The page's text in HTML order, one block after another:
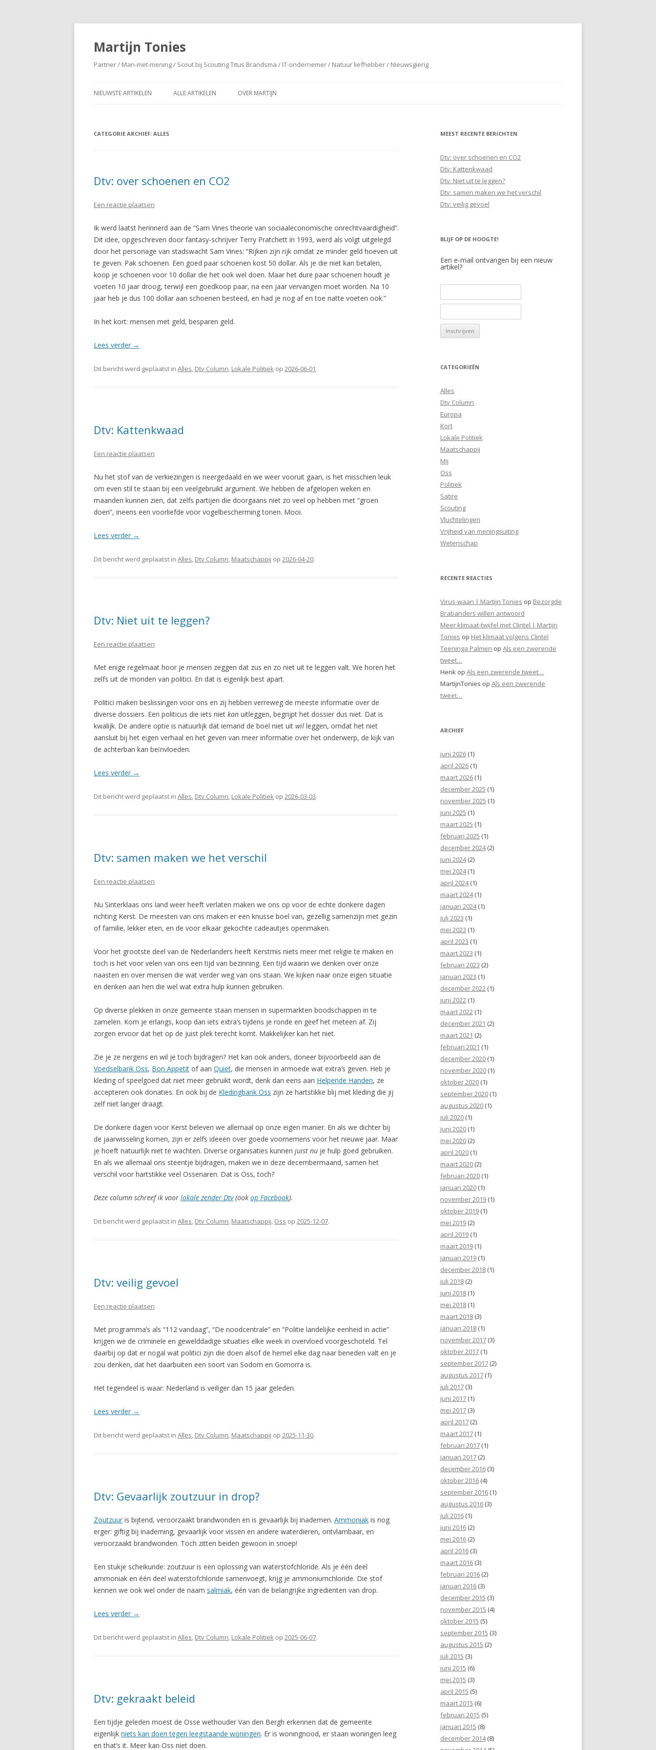
Martijn Tonies
Partner / Man-met-mening / Scout bij Scouting Titus Brandsma / IT-ondernemer / Natuur liefhebber / Nieuwsgierig
NIEUWSTE ARTIKELEN ALLE ARTIKELEN OVER MARTIJN
CATEGORIE ARCHIEF: ALLES
Dtv: over schoenen en CO2
Een reactie plaatsen
Ik werd laatst herinnerd aan de “Sam Vines theorie van sociaaleconomische onrechtvaardigheid”.
Dit idee, opgeschreven door fantasy-schrijver Terry Pratchett in 1993, werd als volgt uitgelegd
door het personage van stadswacht Sam Vines: “Rijken zijn rijk omdat ze minder geld hoeven uit
te geven. Pak schoenen. Een goed paar schoenen kost 50 dollar. Als je die niet kan betalen,
koop je schoenen voor 10 dollar die het ook wel doen. Maar het dure paar schoenen houdt je
voeten 10 jaar droog, terwijl een goedkoop paar, na een jaar vervangen moet worden. Na 10
jaar heb je dus 100 dollar aan schoenen besteed, en had je nog af en toe natte voeten ook.”
In het kort: mensen met geld, besparen geld.
Lees verder →
Dit bericht werd geplaatst in Alles, Dtv Column, Lokale Politiek op 2026-06-01.
Dtv: Kattenkwaad
Een reactie plaatsen
Nu het stof van de verkiezingen is neergedaald en we weer vooruit gaan, is het misschien leuk
om even stil te staan bij een veelgebruikt argument. We hebben de afgelopen weken en
maanden kunnen zien, dat zelfs partijen die doorgaans niet zo veel op hebben met “groen
doen”, ineens een voorliefde voor vogelbescherming tonen. Mooi.
Lees verder →
Dit bericht werd geplaatst in Alles, Dtv Column, Maatschappij op 2026-04-20.
Dtv: Niet uit te leggen?
Een reactie plaatsen
Met enige regelmaat hoor je mensen zeggen dat zus en zo niet uit te leggen valt. We horen het
zelfs uit de monden van politici. En dat is eigenlijk best apart.
Politici maken beslissingen voor ons en zij hebben verreweg de meeste informatie over de
diverse dossiers. Een politicus die iets niet kan uitleggen, begrijpt het dossier dus niet. Dat is
kwalijk. De andere optie is natuurlijk dat iemand de boel niet uit wil leggen, omdat het niet
aansluit bij het eigen verhaal en het geven van meer informatie over het onderwerp, de kijk van
de achterban kan beïnvloeden.
Lees verder →
Dit bericht werd geplaatst in Alles, Dtv Column, Lokale Politiek op 2026-03-03.
Dtv: samen maken we het verschil
Een reactie plaatsen
Nu Sinterklaas ons land weer heeft verlaten maken we ons op voor de echte donkere dagen
richting Kerst. De meesten van ons maken er een knusse boel van, gezellig samenzijn met gezin
of familie, lekker eten, en de voor elkaar gekochte cadeautjes openmaken.
Voor het grootste deel van de Nederlanders heeft Kerstmis niets meer met religie te maken en
toch is het voor velen van ons een tijd van bezinning. Een tijd waarin we denken over onze
naasten en over mensen die wat verder weg van ons staan. We kijken naar onze eigen situatie
en denken aan hen die wel wat extra hulp kunnen gebruiken.
Op diverse plekken in onze gemeente staan mensen in supermarkten boodschappen in te
zamelen. Kom je erlangs, koop dan iets extra’s tijdens je ronde en geef het meteen af. Zij
zorgen ervoor dat het op de juist plek terecht komt. Makkelijker kan het niet.
Zie je ze nergens en wil je toch bijdragen? Het kan ook anders, doneer bijvoorbeeld aan de
Voedselbank Oss, Bon Appetit of aan Quiet, die mensen in armoede wat extra’s geven. Heb je
kleding of speelgoed dat niet meer gebruikt wordt, denk dan eens aan Helpende Handen, ze
accepteren ook donaties. En ook bij de Kledingbank Oss zijn ze hartstikke blij met kleding die jij
zelf niet langer draagt.
De donkere dagen voor Kerst beleven we allemaal op onze eigen manier. En als we dichter bij
de jaarwisseling komen, zijn er zelfs ideeën over goede voornemens voor het nieuwe jaar. Maar
je hoeft natuurlijk niet te wachten. Diverse organisaties kunnen juist nu je hulp goed gebruiken.
En als we allemaal ons steentje bijdragen, maken we in deze decembermaand, samen het
verschil voor hartstikke veel Ossenaren. Dat is Oss, toch?
Deze column schreef ik voor lokale zender Dtv(ook op Facebook).
Dit bericht werd geplaatst in Alles, Dtv Column, Maatschappij, Oss op 2025-12-07.
Dtv: veilig gevoel
Een reactie plaatsen
Met programma’s als “112 vandaag”, “De noodcentrale” en “Politie landelijke eenheid in actie”
krijgen we de criminele en gewelddadige situaties elke week in overvloed voorgeschoteld. Tel
daarbij op dat er nogal wat politici zijn die doen alsof de hemel elke dag naar beneden valt en je
zou denken, dat het daarbuiten een soort van Sodom en Gomorra is.
Het tegendeel is waar: Nederland is veiliger dan 15 jaar geleden.
Lees verder →
Dit bericht werd geplaatst in Alles, Dtv Column, Maatschappij op 2025-11-30.
Dtv: Gevaarlijk zoutzuur in drop?
Zoutzuur is bijtend, veroorzaakt brandwonden en is gevaarlijk bij inademen. Ammoniak is nog
erger: giftig bij inademing, gevaarlijk voor vissen en andere waterdieren, ontvlambaar, en
veroorzaakt brandwonden. Toch zitten beiden gewoon in snoep!
Een stukje scheikunde: zoutzuur is een oplossing van waterstofchloride. Als je één deel
ammoniak en één deel waterstofchloride samenvoegt, krijg je ammoniumchloride. Die stof
kennen we ook wel onder de naam salmiak, één van de belangrijke ingrediënten van drop.
Lees verder →
Dit bericht werd geplaatst in Alles, Dtv Column, Lokale Politiek op 2025-06-07.
Dtv: gekraakt beleid
Een tijdje geleden moest de Osse wethouder Van den Bergh erkennen dat de gemeente
eigenlijk niets kan doen tegen leegstaande woningen. Er is woningnood, er staan woningen leeg
en that’s it. Meer kan Oss niet doen.
MEEST RECENTE BERICHTEN
Dtv: over schoenen en CO2
Dtv: Kattenkwaad
Dtv: Niet uit te leggen?
Dtv: samen maken we het verschil
Dtv: veilig gevoel
BLIJF OP DE HOOGTE!
Een e-mail ontvangen bij een nieuw
artikel?
CATEGORIEËN
Alles
Dtv Column
Europa
Kort
Lokale Politiek
Maatschappij
Mij
Oss
Politiek
Satire
Scouting
Vluchtelingen
Vrijheid van meningsuiting
Wetenschap
RECENTE REACTIES
Virus-waan | Martijn Tonies op Bezorgde
Brabanders willen antwoord
Meer klimaat-twijfel met Clintel | Martijn
Tonies op Het klimaat volgens Clintel
Teeninga Palmen op Als een zwerende
tweet…
Henk op Als een zwerende tweet…
MartijnTonies op Als een zwerende
tweet…
ARCHIEF
juni 2026 (1)
april 2026 (1)
maart 2026 (1)
december 2025 (1)
november 2025 (1)
juni 2025 (1)
maart 2025 (1)
februari 2025 (1)
december 2024(2)
juni 2024(2)
mei 2024(1)
april 2024(1)
maart 2024(1)
januari 2024(1)
juli 2023 (1)
mei 2023 (1)
april 2023 (1)
maart 2023 (1)
februari 2023 (2)
januari 2023 (1)
december 2022 (1)
juni 2022 (1)
maart 2022 (1)
december 2021 (2)
maart 2021 (2)
februari 2021 (1)
december 2020 (1)
november 2020 (1)
oktober 2020 (1)
september 2020 (1)
augustus 2020 (1)
juli 2020 (1)
juni 2020 (1)
mei 2020 (2)
april 2020 (1)
maart 2020 (2)
februari 2020 (1)
januari 2020 (1)
november 2019 (1)
oktober 2019 (1)
mei 2019 (2)
april 2019 (1)
maart 2019 (1)
januari 2019 (1)
december 2018 (1)
juli 2018 (2)
juni 2018 (1)
mei 2018 (1)
maart 2018 (3)
januari 2018 (1)
november 2017 (3)
oktober 2017 (1)
september 2017 (2)
augustus 2017 (1)
juli 2017 (3)
juni 2017 (1)
mei 2017 (3)
april 2017 (2)
maart 2017 (1)
februari 2017 (1)
januari 2017 (2)
december 2016 (3)
oktober 2016 (4)
september 2016 (1)
augustus 2016 (3)
juli 2016 (1)
juni 2016 (2)
mei 2016 (2)
april 2016 (3)
maart 2016 (3)
februari 2016 (2)
januari 2016 (3)
december 2015 (3)
november 2015 (4)
oktober 2015 (5)
september 2015 (3)
augustus 2015 (2)
juli 2015 (3)
juni 2015 (6)
mei 2015 (3)
april 2015 (5)
maart 2015 (6)
februari 2015 (5)
januari 2015 (8)
december 2014(8)